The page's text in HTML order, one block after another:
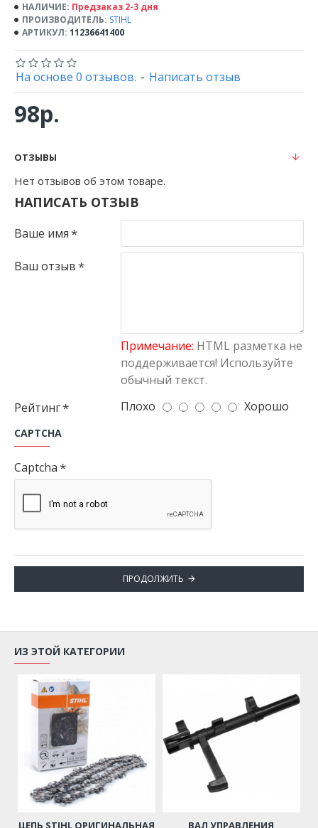
НАЛИЧИЕ: Предзаказ 2-3 дня
ПРОИЗВОДИТЕЛЬ: STIHL
АРТИКУЛ: 11236641400
На основе 0 отзывов. - Написать отзыв
98р.
ОТЗЫВЫ
Нет отзывов об этом товаре.
НАПИСАТЬ ОТЗЫВ
Ваше имя
Ваш отзыв
Примечание: HTML разметка не
поддерживается! Используйте
обычный текст.
Рейтинг
Плохо Хорошо
CAPTCHA
Captcha
ПРОДОЛЖИТЬ
ИЗ ЭТОЙ КАТЕГОРИИ
ЦЕПЬ STIHL ОРИГИНАЛЬНАЯ
ВАЛ УПРАВЛЕНИЯ